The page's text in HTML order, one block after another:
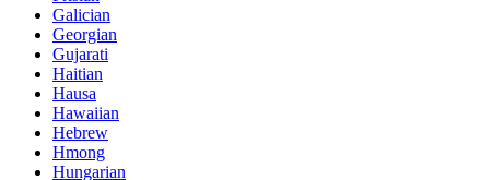
Galician
Georgian
Gujarati
Haitian
Hausa
Hawaiian
Hebrew
Hmong
Hungarian